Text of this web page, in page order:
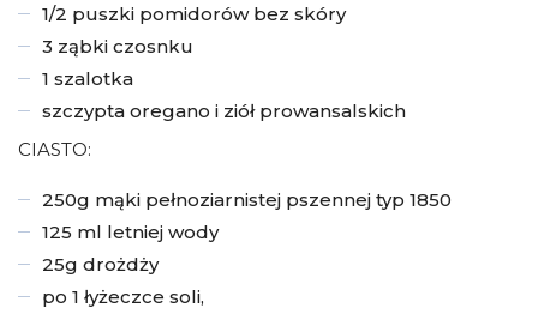
1/2 puszki pomidorów bez skóry
3 ząbki czosnku
1 szalotka
szczypta oregano i ziół prowansalskich
CIASTO:
250g mąki pełnoziarnistej pszennej typ 1850
125 ml letniej wody
25g drożdży
po 1 łyżeczce soli,